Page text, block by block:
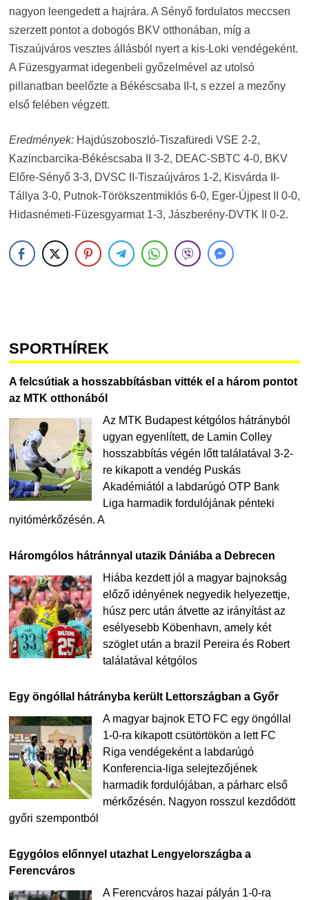
nagyon leengedett a hajrára. A Sényő fordulatos meccsen
szerzett pontot a dobogós BKV otthonában, míg a
Tiszaújváros vesztes állásból nyert a kis-Loki vendégeként.
A Füzesgyarmat idegenbeli győzelmével az utolsó
pillanatban beelőzte a Békéscsaba II-t, s ezzel a mezőny
első felében végzett.
Eredmények: Hajdúszoboszló-Tiszafüredi VSE 2-2,
Kazincbarcika-Békéscsaba II 3-2, DEAC-SBTC 4-0, BKV
Előre-Sényő 3-3, DVSC II-Tiszaújváros 1-2, Kisvárda II-
Tállya 3-0, Putnok-Törökszentmiklós 6-0, Eger-Újpest II 0-0,
Hidasnémeti-Füzesgyarmat 1-3, Jászberény-DVTK II 0-2.
SPORTHÍREK
A felcsútiak a hosszabbításban vitték el a három pontot
az MTK otthonából
Az MTK Budapest kétgólos hátrányból
ugyan egyenlített, de Lamin Colley
hosszabbítás végén lőtt találatával 3-2-
re kikapott a vendég Puskás
Akadémiától a labdarúgó OTP Bank
Liga harmadik fordulójának pénteki
nyitómérkőzésén. A
Háromgólos hátránnyal utazik Dániába a Debrecen
Hiába kezdett jól a magyar bajnokság
előző idényének negyedik helyezettje,
húsz perc után átvette az irányítást az
esélyesebb Köbenhavn, amely két
szöglet után a brazil Pereira és Robert
találatával kétgólos
Egy öngóllal hátrányba került Lettországban a Győr
A magyar bajnok ETO FC egy öngóllal
1-0-ra kikapott csütörtökön a lett FC
Riga vendégeként a labdarúgó
Konferencia-liga selejtezőjének
harmadik fordulójában, a párharc első
mérkőzésén. Nagyon rosszul kezdődött
győri szempontból
Egygólos előnnyel utazhat Lengyelországba a
Ferencváros
A Ferencváros hazai pályán 1-0-ra